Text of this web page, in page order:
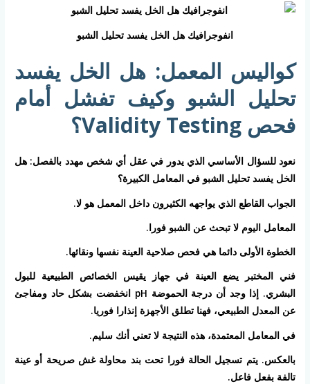
انفوجرافيك هل الخل يفسد تحليل الشبو
كواليس المعمل: هل الخل يفسد
تحليل الشبو وكيف تفشل أمام
فحص Validity Testing؟
نعود للسؤال الأساسي الذي يدور في عقل أي شخص مهدد بالفصل: هل
الخل يفسد تحليل الشبو في المعامل الكبيرة؟
الجواب القاطع الذي يواجهه الكثيرون داخل المعمل هو لا.
المعامل اليوم لا تبحث عن الشبو فورا.
الخطوة الأولى دائما هي فحص صلاحية العينة نفسها ونقائها.
فني المختبر يضع العينة في جهاز يقيس الخصائص الطبيعية للبول
البشري. إذا وجد أن درجة الحموضة pH انخفضت بشكل حاد ومفاجئ
عن المعدل الطبيعي، فهنا تطلق الأجهزة إنذارا فوريا.
في المعامل المعتمدة، هذه النتيجة لا تعني أنك سليم.
بالعكس. يتم تسجيل الحالة فورا تحت بند محاولة غش صريحة أو عينة
تالفة بفعل فاعل.